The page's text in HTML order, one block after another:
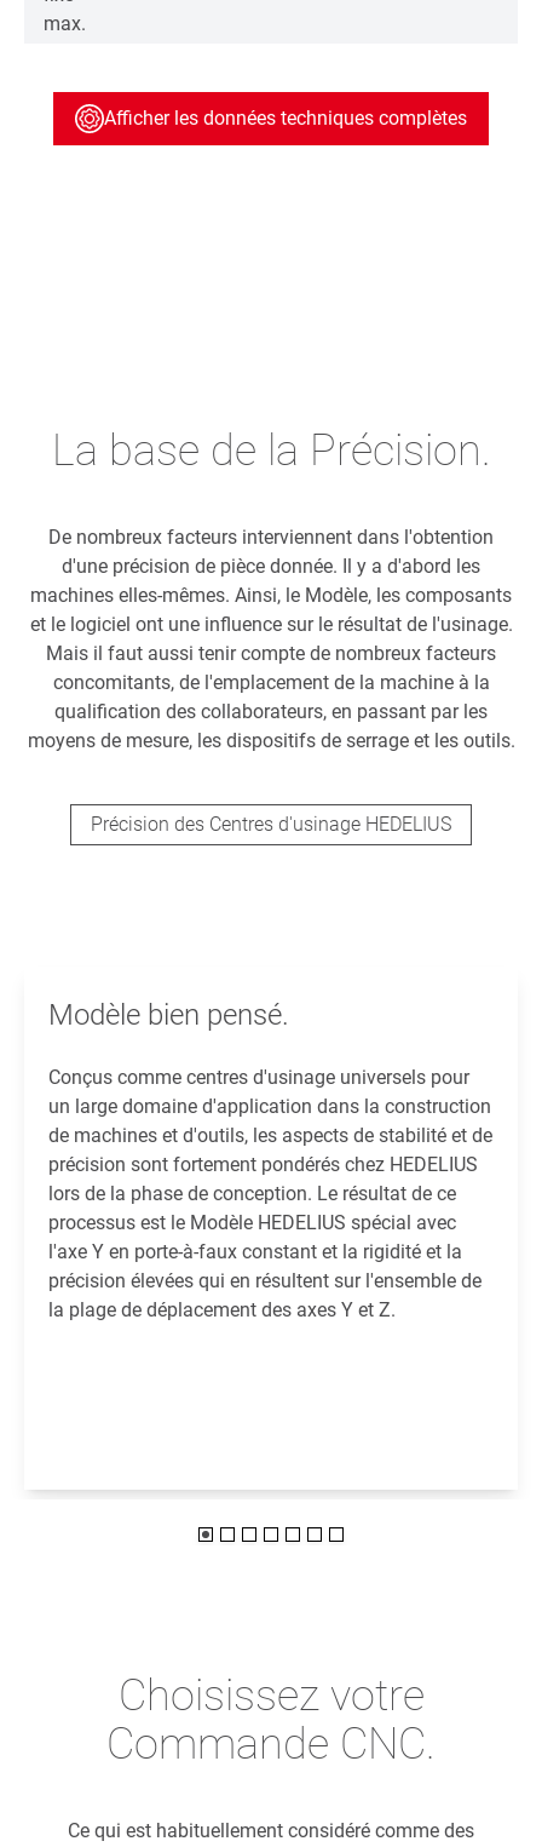
max.
Afficher les données techniques complètes
La base de la Précision.
De nombreux facteurs interviennent dans l'obtention
d'une précision de pièce donnée. Il y a d'abord les
machines elles-mêmes. Ainsi, le Modèle, les composants
et le logiciel ont une influence sur le résultat de l'usinage.
Mais il faut aussi tenir compte de nombreux facteurs
concomitants, de l'emplacement de la machine à la
qualification des collaborateurs, en passant par les
moyens de mesure, les dispositifs de serrage et les outils.
Précision des Centres d'usinage HEDELIUS
Modèle bien pensé.
Conçus comme centres d'usinage universels pour
un large domaine d'application dans la construction
de machines et d'outils, les aspects de stabilité et de
précision sont fortement pondérés chez HEDELIUS
lors de la phase de conception. Le résultat de ce
processus est le Modèle HEDELIUS spécial avec
l'axe Y en porte-à-faux constant et la rigidité et la
précision élevées qui en résultent sur l'ensemble de
la plage de déplacement des axes Y et Z.
Choisissez votre
Commande CNC.
Ce qui est habituellement considéré comme des